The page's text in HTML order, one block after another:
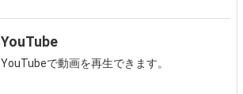
YouTube
YouTubeで動画を再生できます。